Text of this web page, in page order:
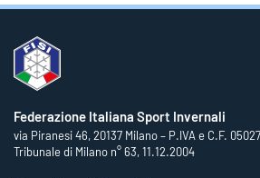
Federazione Italiana Sport Invernali
via Piranesi 46, 20137 Milano – P.IVA e C.F.
Tribunale di Milano n° 63, 11.12.2004